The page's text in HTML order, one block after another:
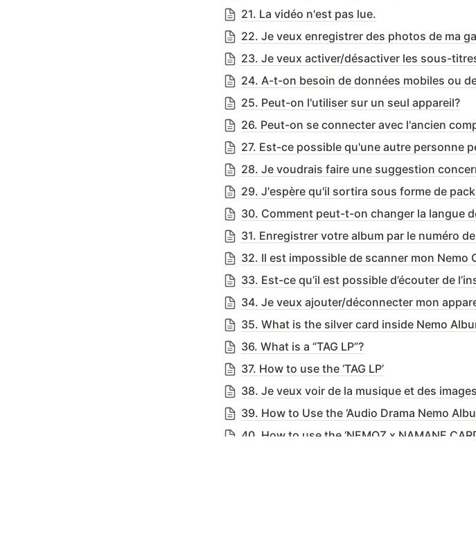
21. La vidéo n'est pas lue.
22. Je veux enregistrer des photos de ma
23. Je veux activer/désactiver les sous-
24. A-t-on besoin de données mobiles ou
25. Peut-on l'utiliser sur un seul appareil?
26. Peut-on se connecter avec l'ancien
28. Je voudrais faire une suggestion
29. J'espère qu'il sortira sous forme de
30. Comment peut-t-on changer la langue
31. Enregistrer votre album par le numéro
32. Il est impossible de scanner mon Nemo
33. Est-ce qu’il est possible d’écouter de
34. Je veux ajouter/déconnecter mon
35. What is the silver card inside Nemo
36. What is a “TAG LP”?
37. How to use the ‘TAG LP’
38. Je veux voir de la musique et des
39. How to Use the ‘Audio Drama Nemo
40. How to use the ‘NEMOZ x NAMANE